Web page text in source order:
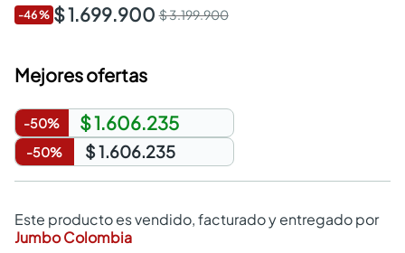
-46% $ 1.699.900 $ 3.199.900
Mejores ofertas
-50% $ 1.606.235
-50% $ 1.606.235
Este producto es vendido, facturado y entregado por
Jumbo Colombia